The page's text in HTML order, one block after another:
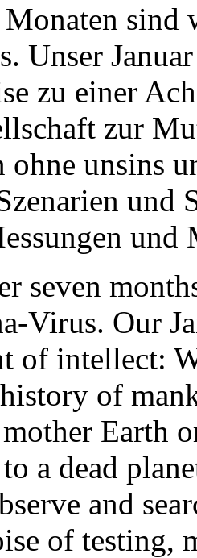
Monaten
Unser
zu einer
zur
ohne unsins
und
und
seven
Virus. Our
of intellect:
of
Earth
a dead
and
of testing,